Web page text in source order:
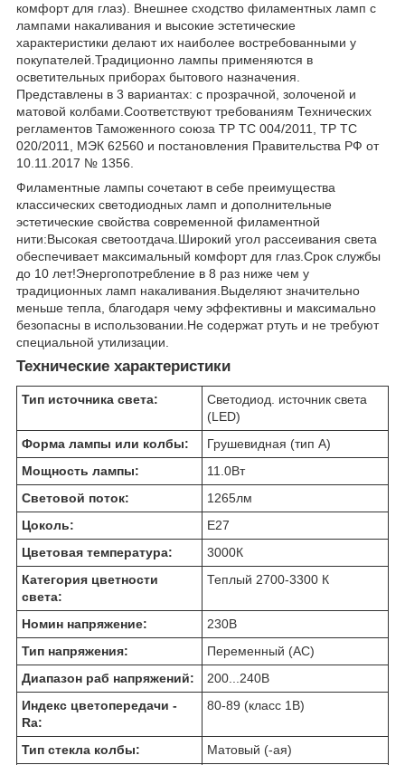
комфорт для глаз). Внешнее сходство филаментных ламп с
лампами накаливания и высокие эстетические
характеристики делают их наиболее востребованными у
покупателей.Традиционно лампы применяются в
осветительных приборах бытового назначения.
Представлены в 3 вариантах: с прозрачной, золоченой и
матовой колбами.Соответствуют требованиям Технических
регламентов Таможенного союза ТР ТС 004/2011, ТР ТС
020/2011, МЭК 62560 и постановления Правительства РФ от
10.11.2017 № 1356.
Филаментные лампы сочетают в себе преимущества
классических светодиодных ламп и дополнительные
эстетические свойства современной филаментной
нити:Высокая светоотдача.Широкий угол рассеивания света
обеспечивает максимальный комфорт для глаз.Срок службы
до 10 лет!Энергопотребление в 8 раз ниже чем у
традиционных ламп накаливания.Выделяют значительно
меньше тепла, благодаря чему эффективны и максимально
безопасны в использовании.Не содержат ртуть и не требуют
специальной утилизации.
Технические характеристики
Тип источника света:
Светодиод. источник света
(LED)
Форма лампы или колбы:
Грушевидная (тип A)
Мощность лампы:
11.0Вт
Световой поток:
1265лм
Цоколь:
E27
Цветовая температура:
3000К
Категория цветности
света:
Теплый 2700-3300 К
Номин напряжение: 230В
Тип напряжения:
Переменный (AC)
Диапазон раб напряжений:
200...240В
Индекс цветопередачи -
Ra:
80-89 (класс 1B)
Тип стекла колбы: Матовый (-ая)